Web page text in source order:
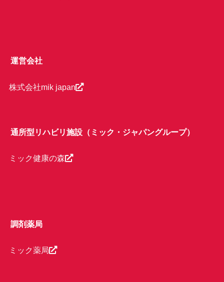
運営会社
株式会社mik japan
通所型リハビリ施設（ミック・ジャパングループ）
ミック健康の森
調剤薬局
ミック薬局